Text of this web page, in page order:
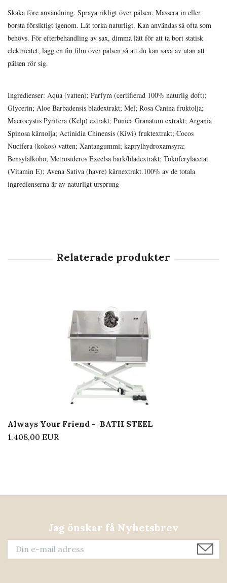
Skaka före användning. Spraya rikligt över pälsen. Massera in eller
borsta försiktigt igenom. Låt torka naturligt. Kan användas så ofta som
behövs. För efterbehandling av sax, dimma lätt för att ta bort statisk
elektricitet, lägg en fin film över pälsen så att du kan saxa av utan att
pälsen rör sig.
Ingredienser: Aqua (vatten); Parfym (certifierad 100% naturlig doft);
Glycerin; Aloe Barbadensis bladextrakt; Mel; Rosa Canina fruktolja;
Macrocystis Pyrifera (Kelp) extrakt; Punica Granatum extrakt; Argania
Spinosa kärnolja; Actinidia Chinensis (Kiwi) fruktextrakt; Cocos
Nucifera (kokos) vatten; Xantangummi; kaprylhydroxamsyra;
Bensylalkoho; Metrosideros Excelsa bark/bladextrakt; Tokoferylacetat
(Vitamin E); Avena Sativa (havre) kärnextrakt.100% av de totala
ingredienserna är av naturligt ursprung
Always Your Friend - BATH STEEL
1.408,00 EUR
Jag önskar få Nyhetsbrev